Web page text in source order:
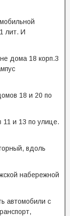
лит. И
дома 18 корп.3
18 и 20 по
и 13 по улице.
вдоль
набережной
автомобили с